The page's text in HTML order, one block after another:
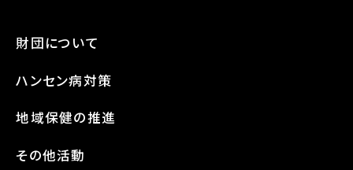
財団について
ハンセン病対策
地域保健の推進
その他活動